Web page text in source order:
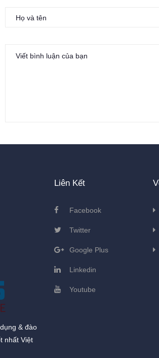
& đào
nhất Việt
Liên Kết
Facebook
Twitter
Google Plus
Linkedin
Youtube